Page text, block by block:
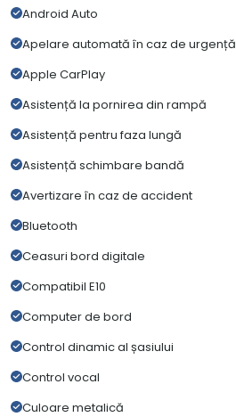
Android Auto
Apelare automată în caz de urgență
Apple CarPlay
Asistență la pornirea din rampă
Asistență pentru faza lungă
Asistență schimbare bandă
Avertizare în caz de accident
Bluetooth
Ceasuri bord digitale
Compatibil E10
Computer de bord
Control dinamic al șasiului
Control vocal
Culoare metalică